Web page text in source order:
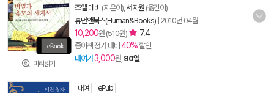
미리읽기
조엘 레비 (지은이), 서지원 (옮긴이)
휴먼앤북스(Human&Books) 2010년 04월
10,200원 (510원) 7.4
종이책 정가 대비 40%할인
대여가3,000원, 90일
대여 ePub